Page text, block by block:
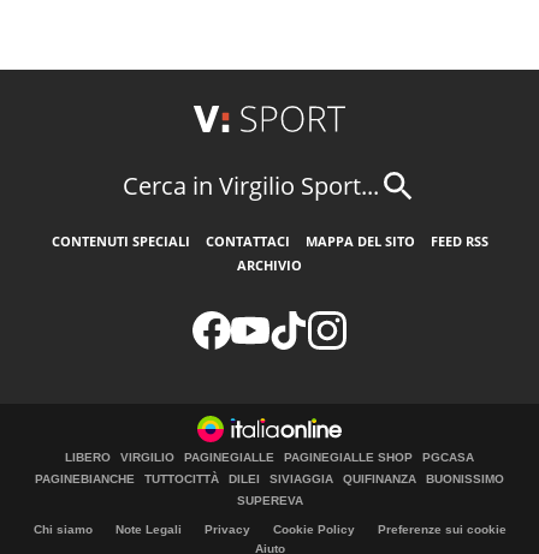
Cerca in Virgilio Sport...
CONTENUTI SPECIALI CONTATTACI MAPPA DEL SITO
FEED RSS
ARCHIVIO
LIBERO VIRGILIO PAGINEGIALLE PAGINEGIALLE SHOP
PGCASA
PAGINEBIANCHE
TUTTOCITTÀ DILEI SIVIAGGIA QUIFINANZA
BUONISSIMO
SUPEREVA
Chi siamo Note Legali Privacy Cookie Policy
Preferenze sui cookie
Aiuto